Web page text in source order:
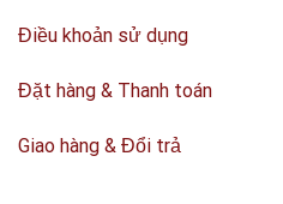
Điều khoản sử dụng
Đặt hàng & Thanh toán
Giao hàng & Đổi trả